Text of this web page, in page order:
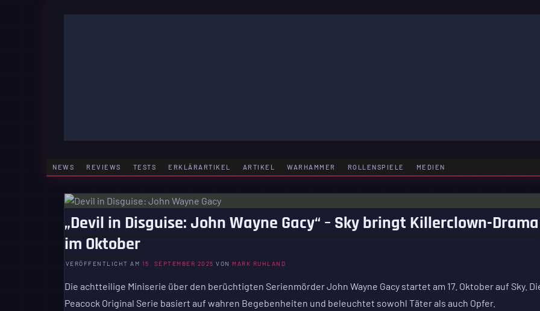
NEWS REVIEWS TESTS ERKLÄRARTIKEL ARTIKEL WARHAMMER ROLLENSPIELE MEDIEN
„Devil in Disguise: John Wayne Gacy“ – Sky bringt Killerclown-Drama
im Oktober
VERÖFFENTLICHT AM 15. SEPTEMBER 2025 VON MARK RUHLAND
Die achtteilige Miniserie über den berüchtigten Serienmörder John Wayne Gacy startet am 17. Oktober auf Sky.
Peacock Original Serie basiert auf wahren Begebenheiten und beleuchtet sowohl Täter als auch Opfer.